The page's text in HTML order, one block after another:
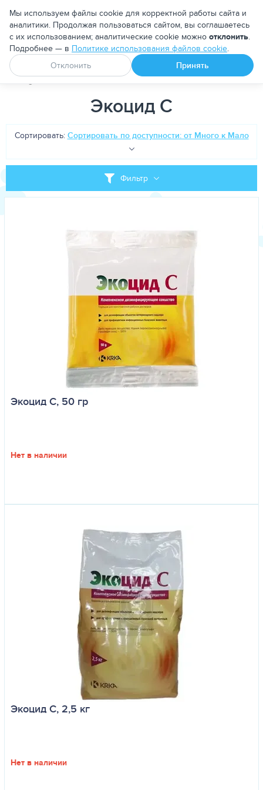
Москва
Апоквел Ветмедин От блох и клещей
PetDog Теги Экоцид С
Экоцид С
Фильтр
Сортировать: Сортировать по доступности: от Много к Мало
Экоцид С, 50 гр
Нет в наличии
Экоцид С, 2,5 кг
Нет в наличии
Мы используем файлы cookie для корректной работы сайта и
аналитики. Продолжая пользоваться сайтом, вы соглашаетесь
с их использованием; аналитические cookie можно отклонить.
Подробнее — в Политике использования файлов cookie.
Отклонить
Принять